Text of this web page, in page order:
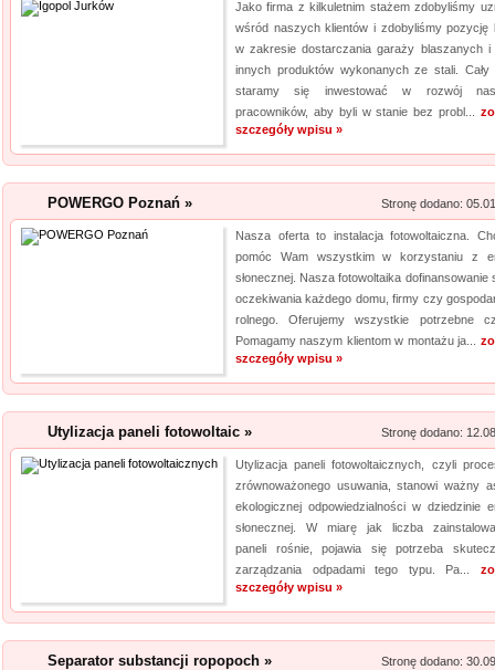
informacji jest naszym
Producent
Szukasz godnego zaufania
jeżeli tym, czego szukasz, są
Lema24.pl -
Sklep lema24. pl funkcjonuje
innych rodzajów odzieży.
Jest to zarówno odzież
znajdzie dla siebie
Szukasz przykuwających
mysz? Niezwłocznie
myszki dla graczy, a jeżeli
mysz, również ją u nas
jakośc...
Jako firma z kilkuletnim stażem zdobyliśmy
wśród naszych klientów i zdobyliśmy pozycję
w zakresie dostarczania garaży blaszanych i
innych produktów wykonanych ze stali. Cały
staramy się inwestować w rozwój
pracowników, aby byli w stanie bez probl...
szczegóły wpisu »
POWERGO Poznań » Stronę dodano:
Nasza oferta to instalacja fotowoltaiczna.
pomóc Wam wszystkim w korzystaniu z
słonecznej. Nasza fotowoltaika dofinansowanie
oczekiwania każdego domu, firmy czy
rolnego. Oferujemy wszystkie potrzebne
Pomagamy naszym klientom w montażu ja...
szczegóły wpisu »
Utylizacja paneli fotowoltaic » Stronę dodano:
Utylizacja paneli fotowoltaicznych, czyli
zrównoważonego usuwania, stanowi ważny
ekologicznej odpowiedzialności w dziedzinie
słonecznej. W miarę jak liczba
paneli rośnie, pojawia się potrzeba
zarządzania odpadami tego typu. Pa...
szczegóły wpisu »
Separator substancji ropopoch » Stronę dodano: